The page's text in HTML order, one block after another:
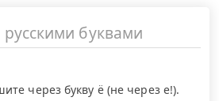
через букву ё (не через е!).